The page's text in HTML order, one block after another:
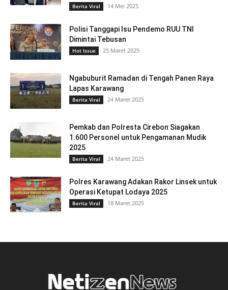
Berita Viral 14 Mei 2025
Polisi Tanggapi Isu Pendemo RUU TNI
Dimintai Tebusan
Hot Issue 25 Maret 2025
Ngabuburit Ramadan di Tengah Panen Raya
Lapas Karawang
Berita Viral 24 Maret 2025
Pemkab dan Polresta Cirebon Siagakan
1.600 Personel untuk Pengamanan Mudik
2025
Berita Viral 24 Maret 2025
Polres Karawang Adakan Rakor Linsek untuk
Operasi Ketupat Lodaya 2025
Berita Viral 18 Maret 2025